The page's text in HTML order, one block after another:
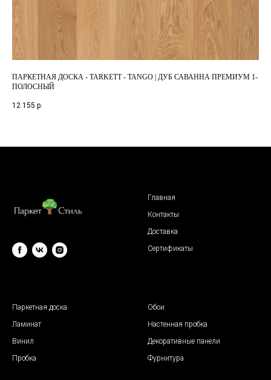
ПАРКЕТНАЯ ДОСКА - TARKETT - TANGO | ДУБ САВАННА ПРЕМИУМ 1-
ПОЛОСНЫЙ
12 155 р.
Главная
Контакты
Доставка
Сертификаты
Паркетная доска
Ламинат
Винил
Пробка
Обои
Настенная пробка
Декоративные панели
Фурнитура